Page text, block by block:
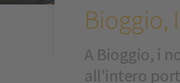
Bioggio,
A Bioggio, i
all'intero